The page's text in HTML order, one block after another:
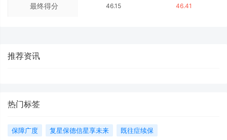
单）
最终得分 46.15 46.41
推荐资讯
热门标签
保障广度 复星保德信星享未来
既往症续保